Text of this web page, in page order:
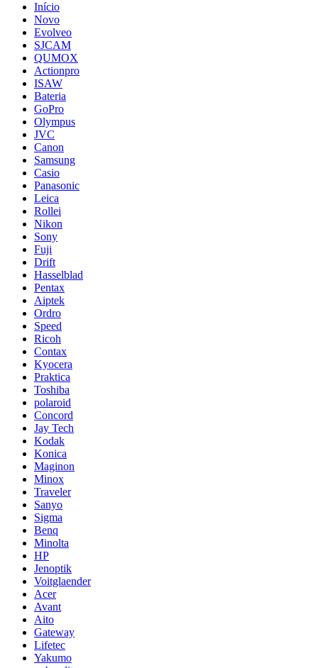
Início
Novo
Evolveo
SJCAM
QUMOX
Actionpro
ISAW
Bateria
GoPro
Olympus
JVC
Canon
Samsung
Casio
Panasonic
Leica
Rollei
Nikon
Sony
Fuji
Drift
Hasselblad
Pentax
Aiptek
Ordro
Speed
Ricoh
Contax
Kyocera
Praktica
Toshiba
polaroid
Concord
Jay Tech
Kodak
Konica
Maginon
Minox
Traveler
Sanyo
Sigma
Benq
Minolta
HP
Jenoptik
Voitglaender
Acer
Avant
Aito
Gateway
Lifetec
Yakumo